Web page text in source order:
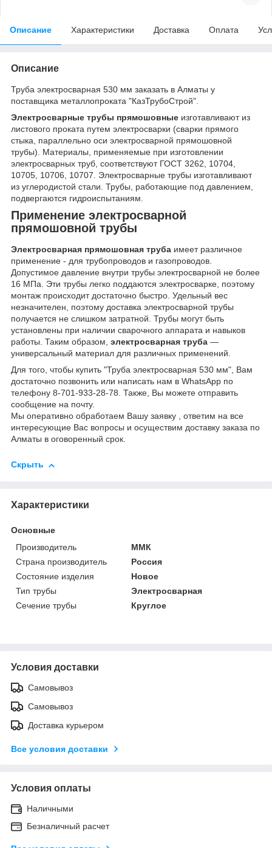
Описание Характеристики Доставка Оплата
Описание
Труба электросварная 530 мм заказать в Алматы у
поставщика металлопроката "КазТрубоСтрой".
Электросварные трубы прямошовные изготавливают из
листового проката путем электросварки (сварки прямого
стыка, параллельно оси электросварной прямошовной
трубы). Материалы, применяемые при изготовлении
электросварных труб, соответствуют ГОСТ 3262, 10704,
10705, 10706, 10707. Электросварные трубы изготавливают
из углеродистой стали. Трубы, работающие под давлением,
подвергаются гидроиспытаниям.
Применение электросварной
прямошовной трубы
Электросварная прямошовная труба имеет различное
применение - для трубопроводов и газопроводов.
Допустимое давление внутри трубы электросварной не более
16 МПа. Эти трубы легко поддаются электросварке, поэтому
монтаж происходит достаточно быстро. Удельный вес
незначителен, поэтому доставка электросварной трубы
получается не слишком затратной. Трубы могут быть
установлены при наличии сварочного аппарата и навыков
работы. Таким образом, электросварная труба —
универсальный материал для различных применений.
Для того, чтобы купить "Труба электросварная 530 мм", Вам
достаточно позвонить или написать нам в WhatsApp по
телефону 8-701-933-28-78. Также, Вы можете отправить
сообщение на почту.
Мы оперативно обработаем Вашу заявку , ответим на все
интересующие Вас вопросы и осуществим доставку заказа по
Алматы в оговоренный срок.
Скрыть
Характеристики
Основные
Производитель
ММК
Страна производитель
Россия
Состояние изделия
Новое
Тип трубы
Электросварная
Сечение трубы
Круглое
Условия доставки
Самовывоз
Самовывоз
Доставка курьером
Все условия доставки
Условия оплаты
Наличными
Безналичный расчет